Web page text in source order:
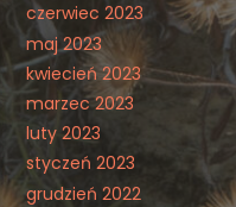
czerwiec 2023
maj 2023
kwiecień 2023
marzec 2023
luty 2023
styczeń 2023
grudzień 2022